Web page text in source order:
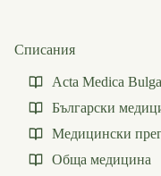
Списания
Acta Medica
Български
Медицински
Обща медицина